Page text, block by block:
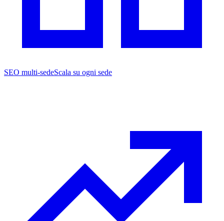
SEO multi-sedeScala su ogni sede